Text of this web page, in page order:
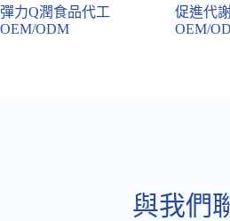
彈力Q潤食品代工
OEM/ODM
促進代
OEM/
與我們